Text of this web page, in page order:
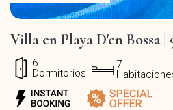
Villa en Playa D'en Bossa |
6
Dormitorios
7